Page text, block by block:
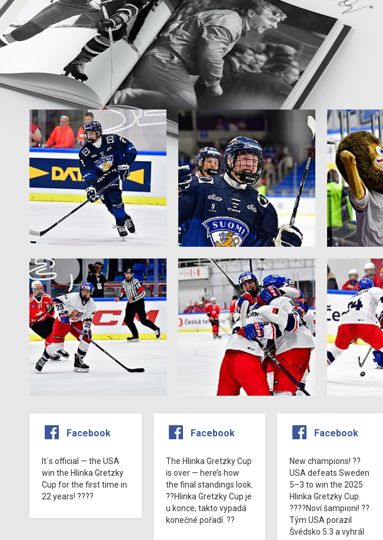
Facebook
It´s official — the USA
win the Hlinka Gretzky
Cup for the first time in
22 years! ????
Facebook
The Hlinka Gretzky Cup
is over — here’s how
the final standings look.
??Hlinka Gretzky Cup je
u konce, takto vypadá
konečné pořadí. ??
Facebook
New champions! ??
USA defeats Sweden
5–3 to win the 2025
Hlinka Gretzky Cup.
????Noví šampioni! ??
Tým USA porazil
Švédsko 5:3 a vyhrál